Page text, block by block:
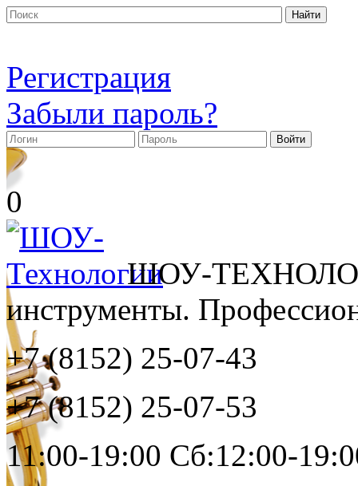
Регистрация
Забыли пароль?
0
ШОУ-
инструменты.
+7 (8152) 25-07-43
+7 (8152) 25-07-53
11:00-19:00 Сб:12:00-